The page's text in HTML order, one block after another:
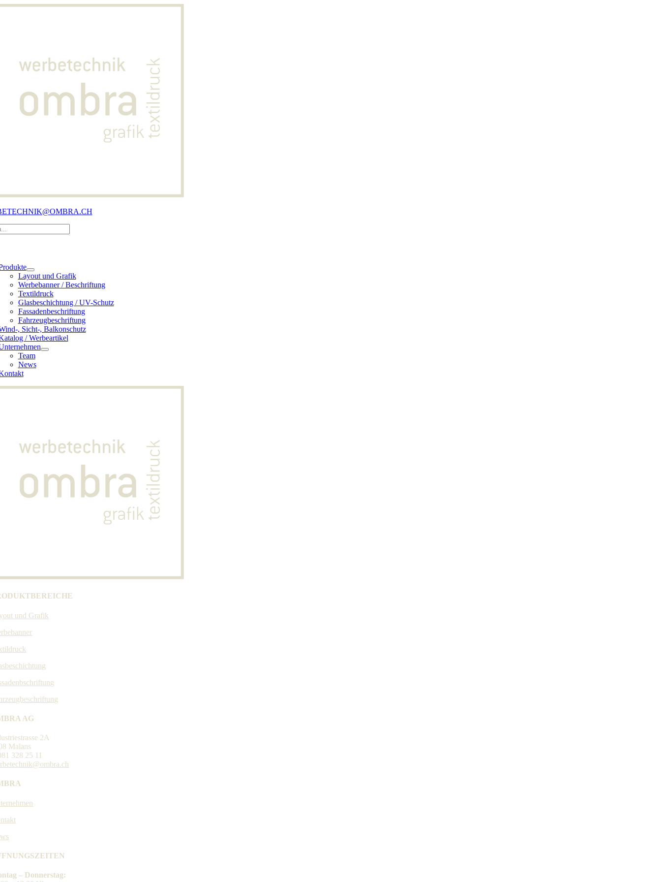
Zum
Layout und Grafik
Werbebanner / Beschriftung
Textildruck
Glasbeschichtung / UV-Schutz
Fassadenbeschriftung
Fahrzeugbeschriftung
, Sicht-, Balkonschutz
/ Werbeartikel
Team
News
und Grafik
AG
2A
Malans
328 25 11
– Donnerstag: